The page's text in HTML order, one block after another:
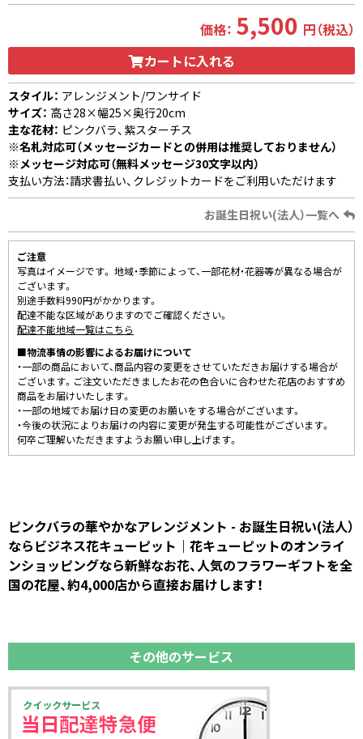
価格： 5,500 円（税込）
カートに入れる
スタイル： アレンジメント/ワンサイド
サイズ： 高さ28×幅25×奥行20cm
主な花材： ピンクバラ、紫スターチス
※名札対応可（メッセージカードとの併用は推奨しておりません）
※メッセージ対応可（無料メッセージ30文字以内）
支払い方法：請求書払い、クレジットカードをご利用いただけます
お誕生日祝い(法人）一覧へ
ご注意
写真はイメージです。 地域・季節によって、一部花材・花器等が異なる場合が
ございます。
別途手数料990円がかかります。
配達不能な区域がありますのでご確認ください。
配達不能地域一覧はこちら
■物流事情の影響によるお届けについて
・一部の商品において、商品内容の変更をさせていただきお届けする場合が
ございます。ご注文いただきましたお花の色合いに合わせた花店のおすすめ
商品をお届けいたします。
・一部の地域でお届け日の変更のお願いをする場合がございます。
・今後の状況によりお届けの内容に変更が発生する可能性がございます。
何卒ご理解いただきますようお願い申し上げます。
ピンクバラの華やかなアレンジメント - お誕生日祝い(法人）
ならビジネス花キューピット｜花キューピットのオンライ
ンショッピングなら新鮮なお花、人気のフラワーギフトを全
国の花屋、約4,000店から直接お届けします！
その他のサービス